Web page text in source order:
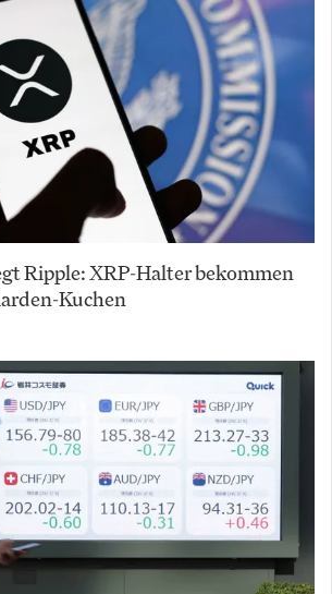
Ripple: XRP-Halter bekommen
Kuchen